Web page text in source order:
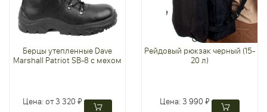
Берцы утепленные Dave
Marshall Patriot SB-8 с мехом
Цена:от 3 320 ₽
Рейдовый рюкзак черный (15-
20 л)
Цена:3 990 ₽